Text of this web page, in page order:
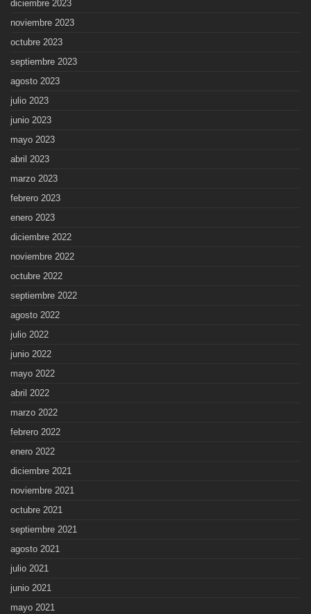
diciembre 2023
noviembre 2023
octubre 2023
septiembre 2023
agosto 2023
julio 2023
junio 2023
mayo 2023
abril 2023
marzo 2023
febrero 2023
enero 2023
diciembre 2022
noviembre 2022
octubre 2022
septiembre 2022
agosto 2022
julio 2022
junio 2022
mayo 2022
abril 2022
marzo 2022
febrero 2022
enero 2022
diciembre 2021
noviembre 2021
octubre 2021
septiembre 2021
agosto 2021
julio 2021
junio 2021
mayo 2021